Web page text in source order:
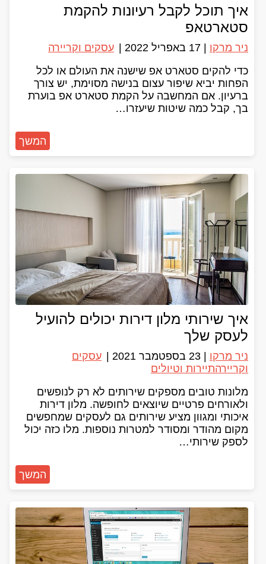
איך תוכל לקבל רעיונות להקמת
סטארטאפ
ניר מרקו 17 באפריל 2022
עסקים וקריירה
כדי להקים סטארט אפ שישנה את העולם או לכל
הפחות יביא שיפור עצום בנישה מסוימת, יש צורך
ברעיון. אם המחשבה על הקמת סטארט אפ בוערת
בך, קבל כמה שיטות שיעזרו…
המשך
איך שירותי מלון דירות יכולים להועיל
לעסק שלך
ניר מרקו 23 בספטמבר 2021
עסקים
וקריירהתיירות וטיולים
מלונות טובים מספקים שירותים לא רק לנופשים
ולאורחים פרטיים שיוצאים לחופשה. מלון דירות
איכותי ומגוון מציע שירותים גם לעסקים שמחפשים
מקום מהודר ומסודר למטרות נוספות. מלו כזה יכול
לספק שירותי…
המשך